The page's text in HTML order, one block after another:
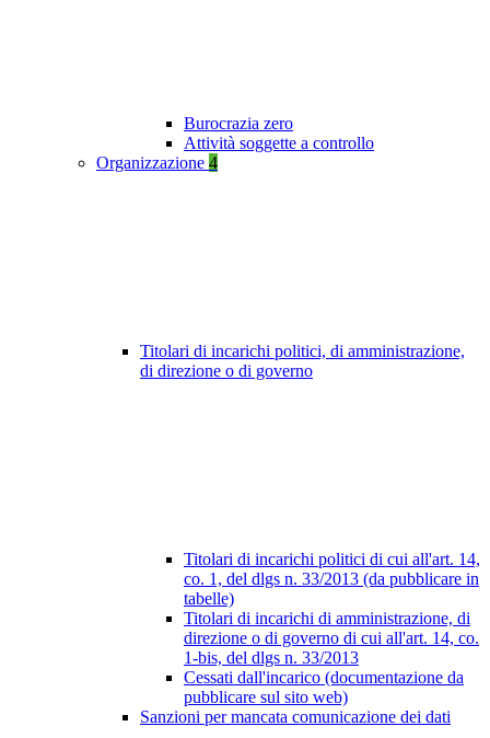
Burocrazia zero
Attività soggette a controllo
Organizzazione 4
Titolari di incarichi politici, di amministrazione,
di direzione o di governo
Titolari di incarichi politici di cui all'art. 14,
co. 1, del dlgs n. 33/2013 (da pubblicare in
tabelle)
Titolari di incarichi di amministrazione, di
direzione o di governo di cui all'art. 14, co.
1-bis, del dlgs n. 33/2013
Cessati dall'incarico (documentazione da
pubblicare sul sito web)
Sanzioni per mancata comunicazione dei dati